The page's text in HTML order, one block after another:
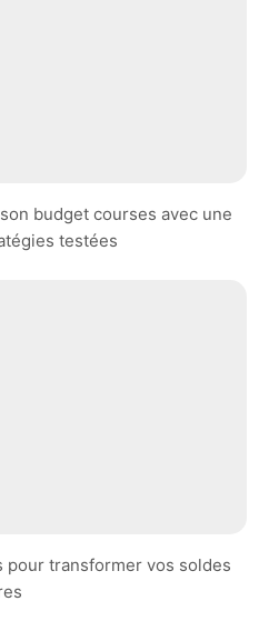
budget courses avec une
testées
transformer vos soldes